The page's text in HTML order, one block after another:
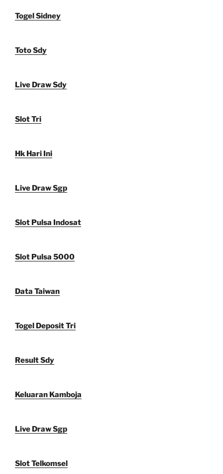
Togel Sidney
Toto Sdy
Live Draw Sdy
Slot Tri
Hk Hari Ini
Live Draw Sgp
Slot Pulsa Indosat
Slot Pulsa 5000
Data Taiwan
Togel Deposit Tri
Result Sdy
Keluaran Kamboja
Live Draw Sgp
Slot Telkomsel